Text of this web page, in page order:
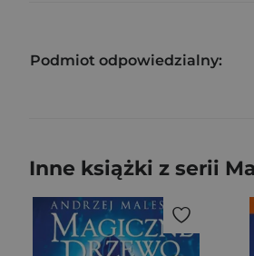
Podmiot odpowiedzialny:
Inne książki z serii